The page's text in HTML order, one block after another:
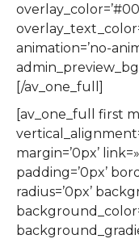
animation=’no-
[/av_one_full]
[av_one_full first
margin=’0px’
padding=’0px’
radius=’0px’